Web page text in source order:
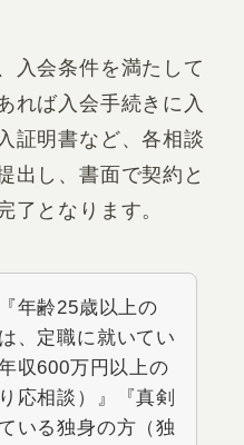
入会条件を満たして
れば入会手続きに入
証明書など、各相談
出し、書面で契約と
了となります。
年齢25歳以上の
、定職に就いてい
収600万円以上の
応相談）』『真剣
いる独身の方（独